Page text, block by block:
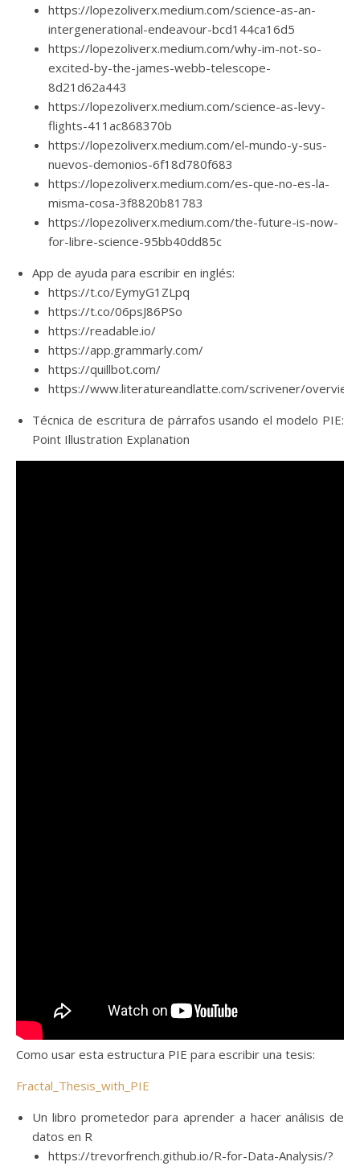
https://lopezoliverx.medium.com/science-as-an-
intergenerational-endeavour-bcd144ca16d5
https://lopezoliverx.medium.com/why-im-not-so-
excited-by-the-james-webb-telescope-
8d21d62a443
https://lopezoliverx.medium.com/science-as-levy-
flights-411ac868370b
https://lopezoliverx.medium.com/el-mundo-y-sus-
nuevos-demonios-6f18d780f683
https://lopezoliverx.medium.com/es-que-no-es-la-
misma-cosa-3f8820b81783
https://lopezoliverx.medium.com/the-future-is-now-
for-libre-science-95bb40dd85c
App de ayuda para escribir en inglés:
https://t.co/EymyG1ZLpq
https://t.co/06psJ86PSo
https://readable.io/
https://app.grammarly.com/
https://quillbot.com/
https://www.literatureandlatte.com/scrivener/overview
Técnica de escritura de párrafos usando el modelo PIE:
Point Illustration Explanation
Como usar esta estructura PIE para escribir una tesis:
Fractal_Thesis_with_PIE
Un libro prometedor para aprender a hacer análisis de
datos en R
https://trevorfrench.github.io/R-for-Data-Analysis/?